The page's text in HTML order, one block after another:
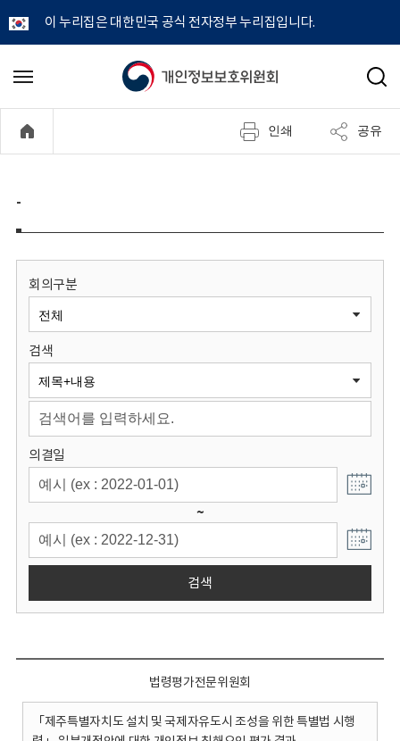
이 누리집은 대한민국 공식 전자정부 누리집입니다.
개
정
보
원
회
메
기
검
인쇄 공유
-
회의구분
검색
의결일
~
검색
법령평가전문위원회
「제주특별자치도 설치 및 국제자유도시 조성을 위한 특별법 시행